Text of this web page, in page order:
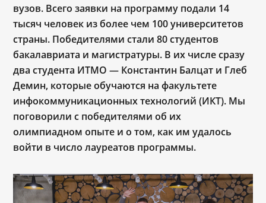
вузов. Всего заявки на программу подали 14
тысяч человек из более чем 100 университетов
страны. Победителями стали 80 студентов
бакалавриата и магистратуры. В их числе сразу
два студента ИТМО ― Константин Балцат и Глеб
Демин, которые обучаются на факультете
инфокоммуникационных технологий (ИКТ). Мы
поговорили с победителями об их
олимпиадном опыте и о том, как им удалось
войти в число лауреатов программы.